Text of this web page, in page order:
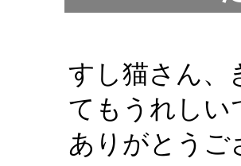
すし猫さん、
てもうれしい
ありがとうご